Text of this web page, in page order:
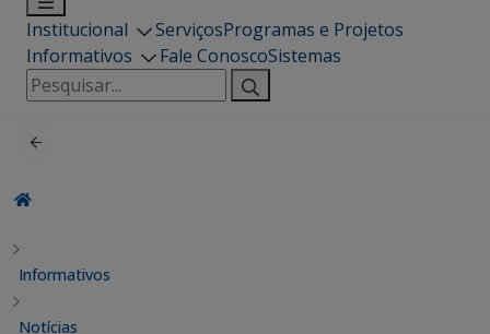
Institucional ServiçosProgramas e Projetos
Informativos
Fale ConoscoSistemas
Pesquisar
por:
Informativos
Notícias